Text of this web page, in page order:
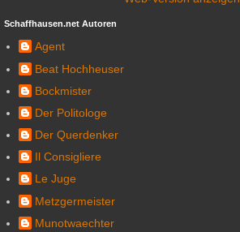
Schaffhausen.net Autoren
Agent
Beat Hochheuser
Bockmister
Der Politologe
Der Querdenker
Il Consigliere
Le Juge
Metzgermeister
Munotwaechter